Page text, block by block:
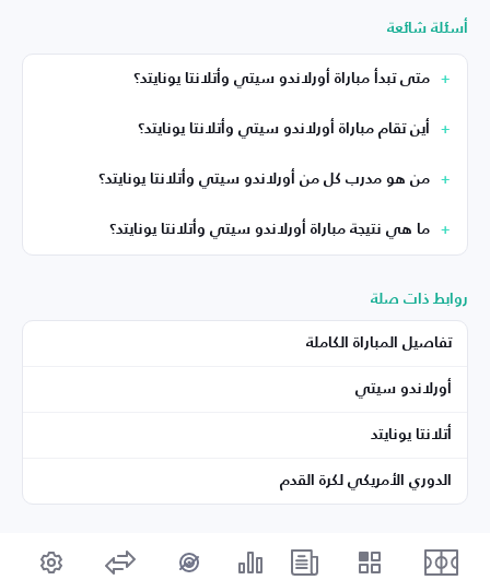
أسئلة شائعة
متى تبدأ مباراة أورلاندو سيتي وأتلانتا يونايتد؟
أين تقام مباراة أورلاندو سيتي وأتلانتا يونايتد؟
من هو مدرب كل من أورلاندو سيتي وأتلانتا يونايتد؟
ما هي نتيجة مباراة أورلاندو سيتي وأتلانتا يونايتد؟
روابط ذات صلة
تفاصيل المباراة الكاملة
أورلاندو سيتي
أتلانتا يونايتد
الدوري الأمريكي لكرة القدم